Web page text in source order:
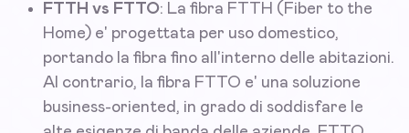
FTTH vs FTTO: La fibra FTTH (Fiber to the
Home) e' progettata per uso domestico,
portando la fibra fino all'interno delle abitazioni.
Al contrario, la fibra FTTO e' una soluzione
business-oriented, in grado di soddisfare le